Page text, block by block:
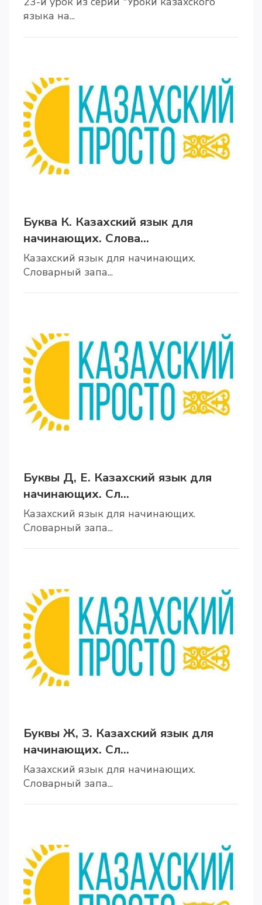
языка на...
Буква К. Казахский язык для
начинающих. Слова...
Казахский язык для начинающих.
Словарный запа...
Буквы Д, Е. Казахский язык для
начинающих. Сл...
Казахский язык для начинающих.
Словарный запа...
Буквы Ж, З. Казахский язык для
начинающих. Сл...
Казахский язык для начинающих.
Словарный запа...